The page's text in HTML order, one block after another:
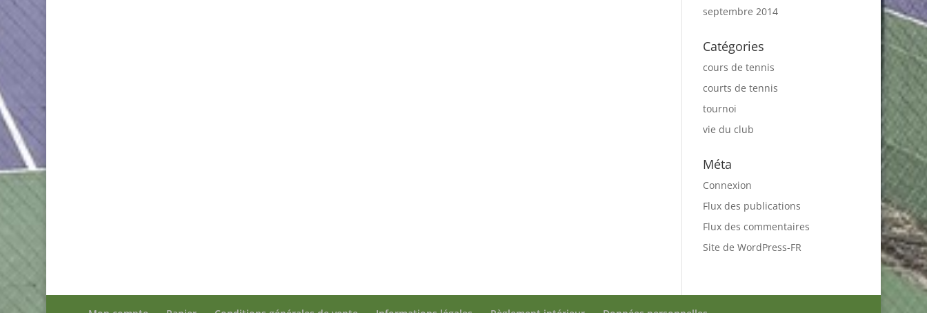
septembre 2014
Catégories
cours de tennis
courts de tennis
tournoi
vie du club
Méta
Connexion
Flux des publications
Flux des commentaires
Site de WordPress-FR